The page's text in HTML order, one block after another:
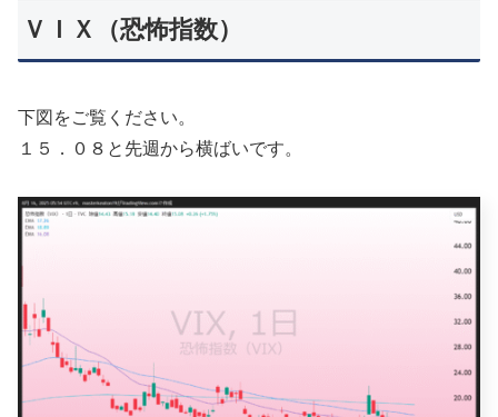
ＶＩＸ（恐怖指数）
下図をご覧ください。
１５．０８と先週から横ばいです。